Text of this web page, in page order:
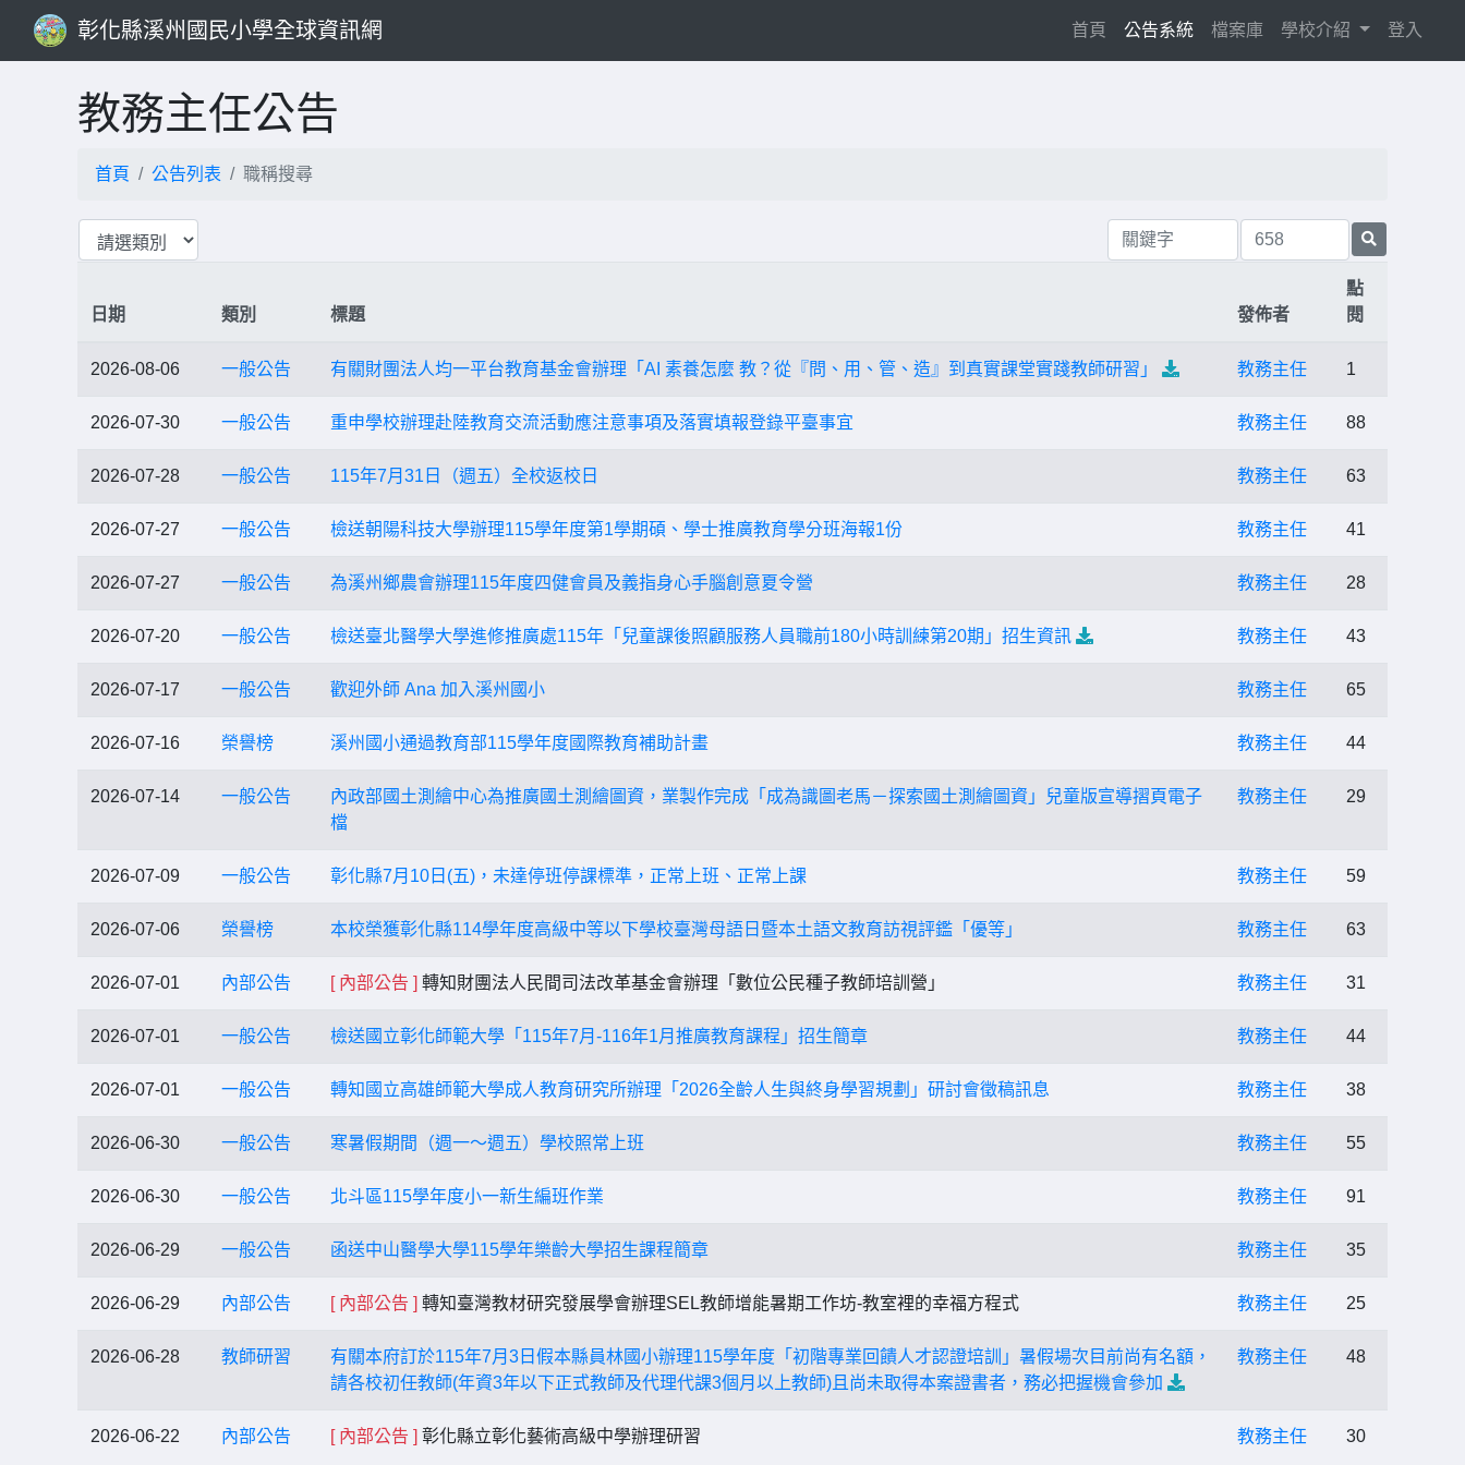
彰化縣溪州國民小學全球資訊網 首頁 (current)
公告系統 檔案庫 學校介紹 登入
教務主任公告
首頁 公告列表 職稱搜尋
日期 類別 標題 發佈者
點
閱
2026-08-06 一般公告 有關財團法人均一平台教育基金會辦理「AI 素養怎麼 教？從『問、用、管、造』到真實課堂實踐教師研習」 教務主任 1
2026-07-30 一般公告 重申學校辦理赴陸教育交流活動應注意事項及落實填報登錄平臺事宜 教務主任 88
2026-07-28 一般公告 115年7月31日（週五）全校返校日 教務主任 63
2026-07-27 一般公告 檢送朝陽科技大學辦理115學年度第1學期碩、學士推廣教育學分班海報1份 教務主任 41
2026-07-27 一般公告 為溪州鄉農會辦理115年度四健會員及義指身心手腦創意夏令營 教務主任 28
2026-07-20 一般公告 檢送臺北醫學大學進修推廣處115年「兒童課後照顧服務人員職前180小時訓練第20期」招生資訊 教務主任 43
2026-07-17 一般公告 歡迎外師 Ana 加入溪州國小 教務主任 65
2026-07-16 榮譽榜 溪州國小通過教育部115學年度國際教育補助計畫 教務主任 44
2026-07-14 一般公告
內政部國土測繪中心為推廣國土測繪圖資，業製作完成「成為識圖老馬－探索國土測繪圖資」兒童版宣導摺頁電子
檔
教務主任 29
2026-07-09 一般公告 彰化縣7月10日(五)，未達停班停課標準，正常上班、正常上課 教務主任 59
2026-07-06 榮譽榜 本校榮獲彰化縣114學年度高級中等以下學校臺灣母語日暨本土語文教育訪視評鑑「優等」 教務主任 63
2026-07-01 內部公告 [ 內部公告 ] 轉知財團法人民間司法改革基金會辦理「數位公民種子教師培訓營」 教務主任 31
2026-07-01 一般公告 檢送國立彰化師範大學「115年7月-116年1月推廣教育課程」招生簡章 教務主任 44
2026-07-01 一般公告 轉知國立高雄師範大學成人教育研究所辦理「2026全齡人生與終身學習規劃」研討會徵稿訊息 教務主任 38
2026-06-30 一般公告 寒暑假期間（週一～週五）學校照常上班 教務主任 55
2026-06-30 一般公告 北斗區115學年度小一新生編班作業 教務主任 91
2026-06-29 一般公告 函送中山醫學大學115學年樂齡大學招生課程簡章 教務主任 35
2026-06-29 內部公告 [ 內部公告 ] 轉知臺灣教材研究發展學會辦理SEL教師增能暑期工作坊-教室裡的幸福方程式 教務主任 25
2026-06-28 教師研習
有關本府訂於115年7月3日假本縣員林國小辦理115學年度「初階專業回饋人才認證培訓」暑假場次目前尚有名額，
請各校初任教師(年資3年以下正式教師及代理代課3個月以上教師)且尚未取得本案證書者，務必把握機會參加
教務主任 48
2026-06-22 內部公告 [ 內部公告 ] 彰化縣立彰化藝術高級中學辦理研習 教務主任 30